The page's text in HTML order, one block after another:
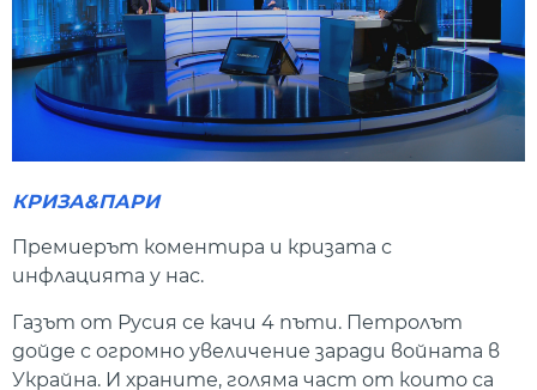
КРИЗА&ПАРИ
Премиерът коментира и кризата с
инфлацията у нас.
Газът от Русия се качи 4 пъти. Петролът
дойде с огромно увеличение заради войната в
Украйна. И храните, голяма част от които са